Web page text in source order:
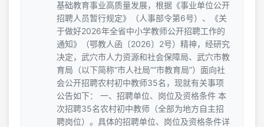
基础教育事业高质量发展，根据《事业单位公开
招聘人员暂行规定》（人事部令第6号）、《关
于做好2026年全省中小学教师公开招聘工作的
通知》（鄂教人函〔2026〕2号）精神，经研究
决定，武穴市人力资源和社会保障局、武穴市教
育局（以下简称“市人社局”“市教育局”）面向社
会公开招聘农村初中教师35名，现就有关事项
公告如下： 一、招聘单位、岗位及资格条件 本
次招聘35名农村初中教师（全部为地方自主招
聘岗位）。具体的招聘单位、岗位及资格条件详